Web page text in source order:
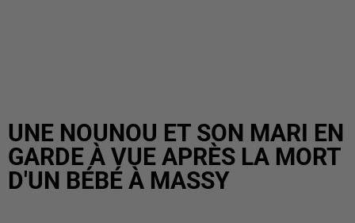
UNE NOUNOU ET SON MARI EN
GARDE À VUE APRÈS LA MORT
D'UN BÉBÉ À MASSY